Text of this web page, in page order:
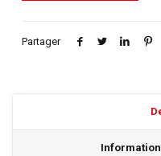
Partager